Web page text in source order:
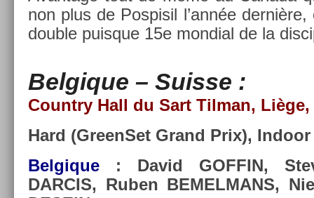
non plus de Pos­pisil l’année
doub­le puis­que 15e mon­di­al de la
Be­lgique – Suis­se :
Co­unt­ry Hall du Sart Til­man,
Hard (Green­Set Grand Prix), In­door
Be­lgique : David GOF­FIN,
DAR­CIS, Ruben BE­MEL­MANS,